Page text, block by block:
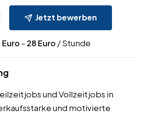
Jetzt bewerben
Euro - 28 Euro / Stunde
und Vollzeitjobs in
und motivierte